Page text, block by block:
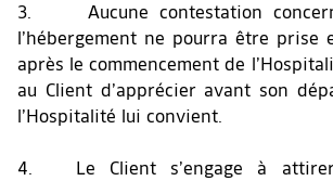
3. Aucune contestation
l’hébergement ne pourra être prise
après le commencement de
au Client d’apprécier avant son
l’Hospitalité lui convient.
4. Le Client s’engage à attirer